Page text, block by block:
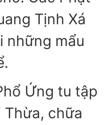
Tịnh Xá
những mẩu
Ứng tu tập
chữa